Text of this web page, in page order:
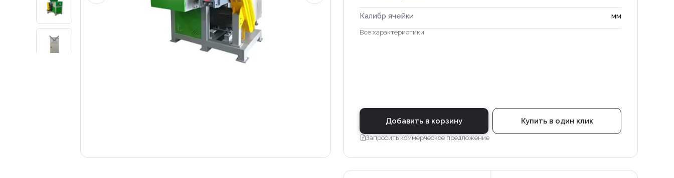
Калибр ячейки мм
Все характеристики
Добавить в корзину Купить в один клик
Запросить коммерческое предложение